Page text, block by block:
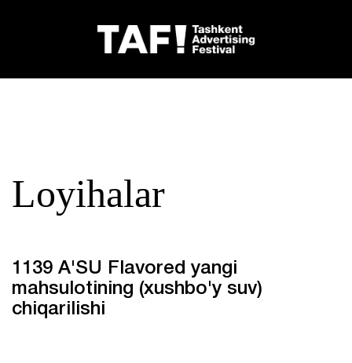
Loyihalar
1139 A'SU Flavored yangi
mahsulotining (xushbo'y suv)
chiqarilishi